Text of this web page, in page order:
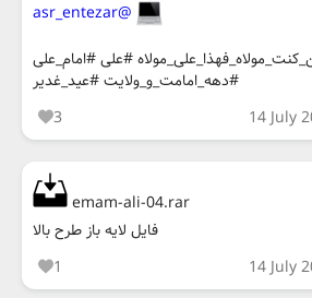
@asr_entezar
#علی #امام_علی
#دهه_امامت_و_ولایت #عید_غدیر
3
14 July
emam-ali-04.rar
فایل لایه باز طرح بالا
1
14 July